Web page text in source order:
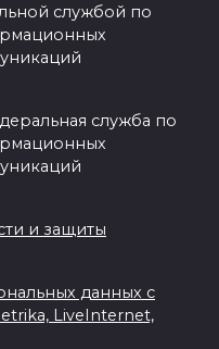
службой по
служба по
и защиты
данных с
LiveInternet,